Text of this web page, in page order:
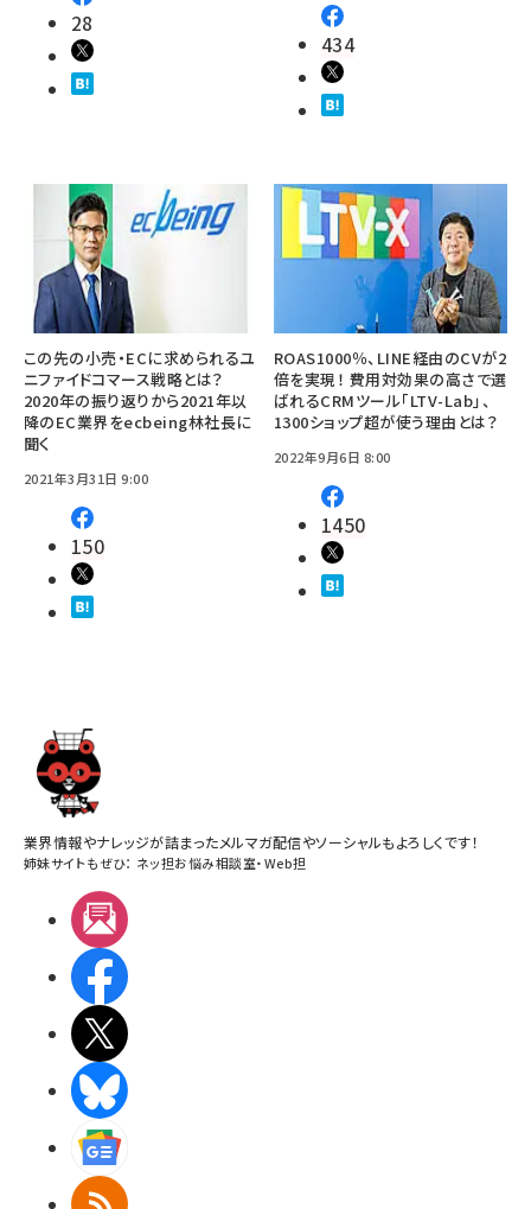
28
434
この先の小売・ECに求められるユ
ニファイドコマース戦略とは？
2020年の振り返りから2021年以
降のEC業界をecbeing林社長に
聞く
2021年3月31日 9:00
150
ROAS1000％、LINE経由のCVが2
倍を実現！ 費用対効果の高さで選
ばれるCRMツール「LTV-Lab」、
1300ショップ超が使う理由とは？
2022年9月6日 8:00
1450
業界情報やナレッジが詰まったメルマガ配信やソーシャルもよろしくです！
姉妹サイトもぜひ： ネッ担お悩み相談室・Web担